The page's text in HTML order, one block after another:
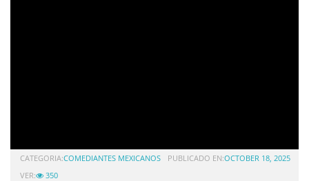
CATEGORIA:COMEDIANTES MEXICANOS PUBLICADO EN:OCTOBER 18, 2025
VER:
350